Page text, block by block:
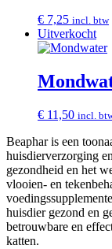
€ 7,25 incl. btw
Uitverkocht
€ 11,50 incl.
Beaphar is een
huisdierverzorging
gezondheid en het
vlooien- en
huisdier gezond en
betrouwbare en
katten.